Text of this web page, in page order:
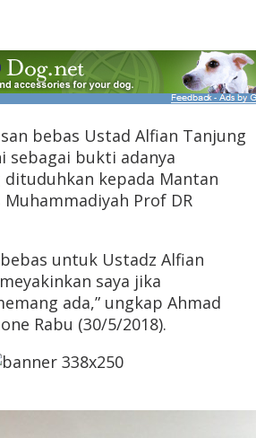
bebas Ustad Alfian Tanjung
sebagai bukti adanya
kepada Mantan
Prof DR
untuk Ustadz Alfian
saya jika
ada,” ungkap Ahmad
Rabu (30/5/2018).